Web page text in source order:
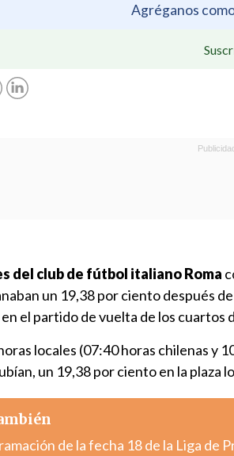
Agréganos
del club de fútbol italiano Roma
un 19,38 por ciento después
en el partido de vuelta de los cuartos
locales (07:40 horas chilenas y
un 19,38 por ciento en la plaza
de la fecha 18 de la Liga de